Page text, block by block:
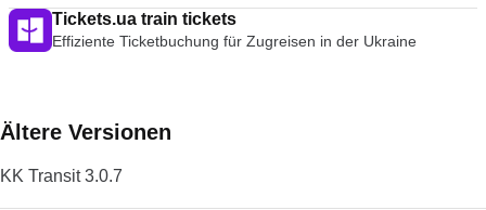
Tickets.ua train tickets
Effiziente Ticketbuchung für Zugreisen in der Ukraine
Ältere Versionen
KK Transit 3.0.7